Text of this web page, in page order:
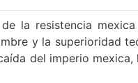
la resistencia
y la superioridad
del imperio mexica,